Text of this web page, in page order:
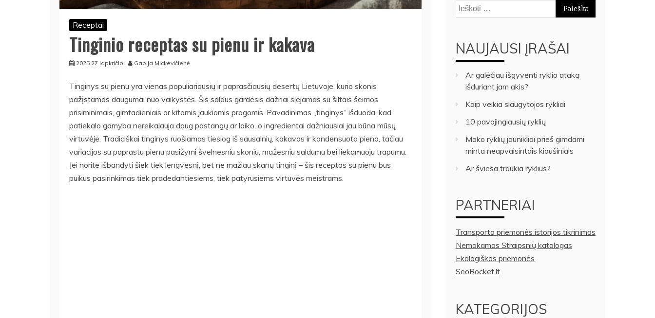
Receptai
Tinginio receptas su pienu ir kakava
2025 27 lapkričio Gabija Mickevičienė
Tinginys su pienu yra vienas populiariausių ir paprasčiausių desertų Lietuvoje, kurio skonis
pažįstamas daugumai nuo vaikystės. Šis saldus gardėsis dažnai siejamas su šiltais šeimos
prisiminimais, gimtadieniais ar kitomis jaukiomis progomis. Pavadinimas „tinginys“ išduoda, kad
patiekalo gamyba nereikalauja daug pastangų ar laiko, o ingredientai dažniausiai jau būna mūsų
virtuvėje. Tradiciškai tinginys ruošiamas tiesiog iš sausainių, kakavos ir kondensuoto pieno, tačiau
variacijos su paprastu pienu pasižymi švelnesniu skoniu, mažesniu saldumu bei liekamuoju trapumu.
Jei norite išbandyti šiek tiek lengvesnį, bet ne mažiau skanų tinginį – šis receptas su pienu bus
puikus pasirinkimas tiek pradedantiesiems, tiek patyrusiems virtuvės meistrams.
Ieškoti:
NAUJAUSI ĮRAŠAI
Ar galėčiau išgyventi ryklio ataką
išduriant jam akis?
Kaip veikia slaugytojos rykliai
10 pavojingiausių ryklių
Mako ryklių jaunikliai prieš gimdami
minta neapvaisintais kiaušiniais
Ar šviesa traukia ryklius?
PARTNERIAI
Transporto priemonės istorijos tikrinimas
Nemokamas Straipsnių katalogas
Ekologiškos priemonės
SeoRocket.lt
KATEGORIJOS